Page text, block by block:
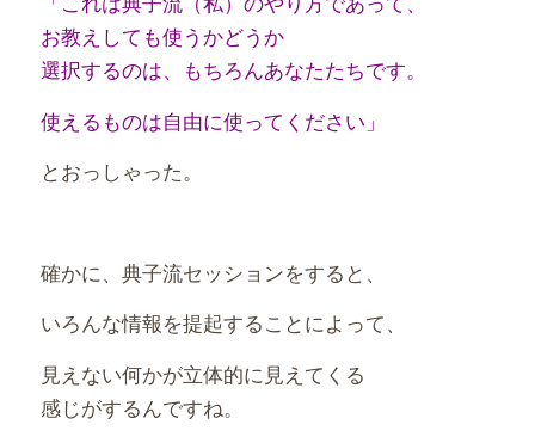
お教えしても使うかどうか
選択するのは、もちろんあなたたちです。
使えるものは自由に使ってください」
とおっしゃった。
確かに、典子流セッションをすると、
いろんな情報を提起することによって、
見えない何かが立体的に見えてくる
感じがするんですね。